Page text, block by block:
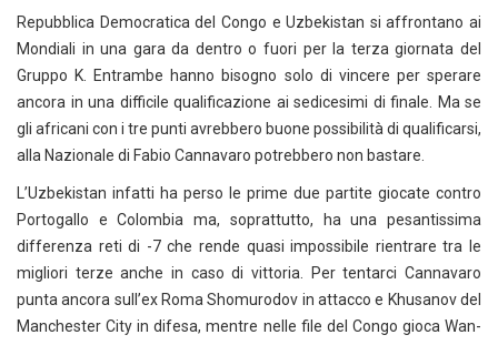
Repubblica Democratica del Congo e Uzbekistan si affrontano ai
Mondiali in una gara da dentro o fuori per la terza giornata del
Gruppo K. Entrambe hanno bisogno solo di vincere per sperare
ancora in una difficile qualificazione ai sedicesimi di finale. Ma se
gli africani con i tre punti avrebbero buone possibilità di qualificarsi,
alla Nazionale di Fabio Cannavaro potrebbero non bastare.
L’Uzbekistan infatti ha perso le prime due partite giocate contro
Portogallo e Colombia ma, soprattutto, ha una pesantissima
differenza reti di -7 che rende quasi impossibile rientrare tra le
migliori terze anche in caso di vittoria. Per tentarci Cannavaro
punta ancora sull’ex Roma Shomurodov in attacco e Khusanov del
Manchester City in difesa, mentre nelle file del Congo gioca Wan-